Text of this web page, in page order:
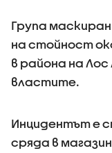
Група
на стойност
в района на
властите.
Инцидентът е
сряда в